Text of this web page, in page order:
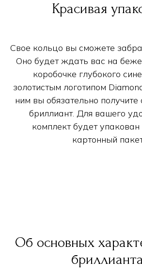
Красивая
Свое кольцо вы сможете
Оно будет ждать вас на
коробочке глубокого
золотистым логотипом
ним вы обязательно
бриллиант. Для вашего
комплект будет
картонный
Об основных